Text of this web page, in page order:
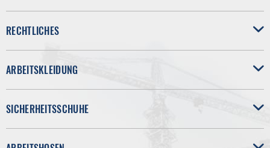
RECHTLICHES
ARBEITSKLEIDUNG
SICHERHEITSSCHUHE